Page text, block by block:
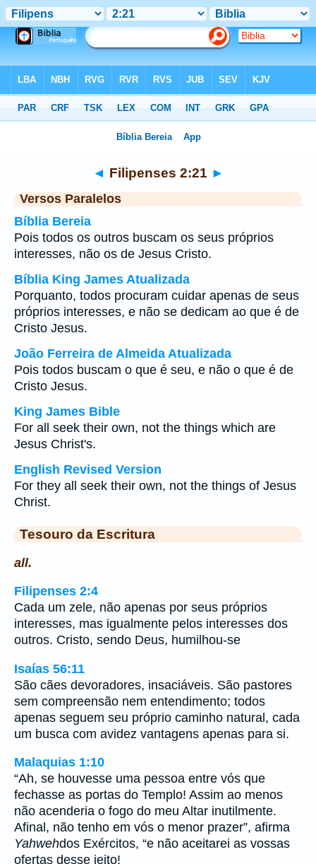
◄ Filipenses 2:21 ►
Versos Paralelos
Bíblia Bereia
Pois todos os outros buscam os seus próprios
interesses, não os de Jesus Cristo.
Bíblia King James Atualizada
Porquanto, todos procuram cuidar apenas de seus
próprios interesses, e não se dedicam ao que é de
Cristo Jesus.
João Ferreira de Almeida Atualizada
Pois todos buscam o que é seu, e não o que é de
Cristo Jesus.
King James Bible
For all seek their own, not the things which are
Jesus Christ's.
English Revised Version
For they all seek their own, not the things of Jesus
Christ.
Tesouro da Escritura
all.
Filipenses 2:4
Cada um zele, não apenas por seus próprios
interesses, mas igualmente pelos interesses dos
outros. Cristo, sendo Deus, humilhou-se
Isaías 56:11
São cães devoradores, insaciáveis. São pastores
sem compreensão nem entendimento; todos
apenas seguem seu próprio caminho natural, cada
um busca com avidez vantagens apenas para si.
Malaquias 1:10
“Ah, se houvesse uma pessoa entre vós que
fechasse as portas do Templo! Assim ao menos
não acenderia o fogo do meu Altar inutilmente.
Afinal, não tenho em vós o menor prazer”, afirma
Yahwehdos Exércitos, “e não aceitarei as vossas
ofertas desse jeito!